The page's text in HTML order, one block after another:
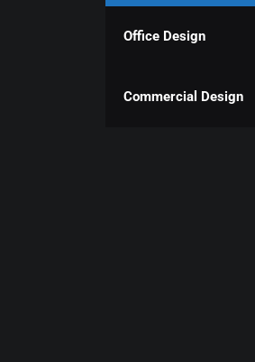
Office Design
Commercial Design